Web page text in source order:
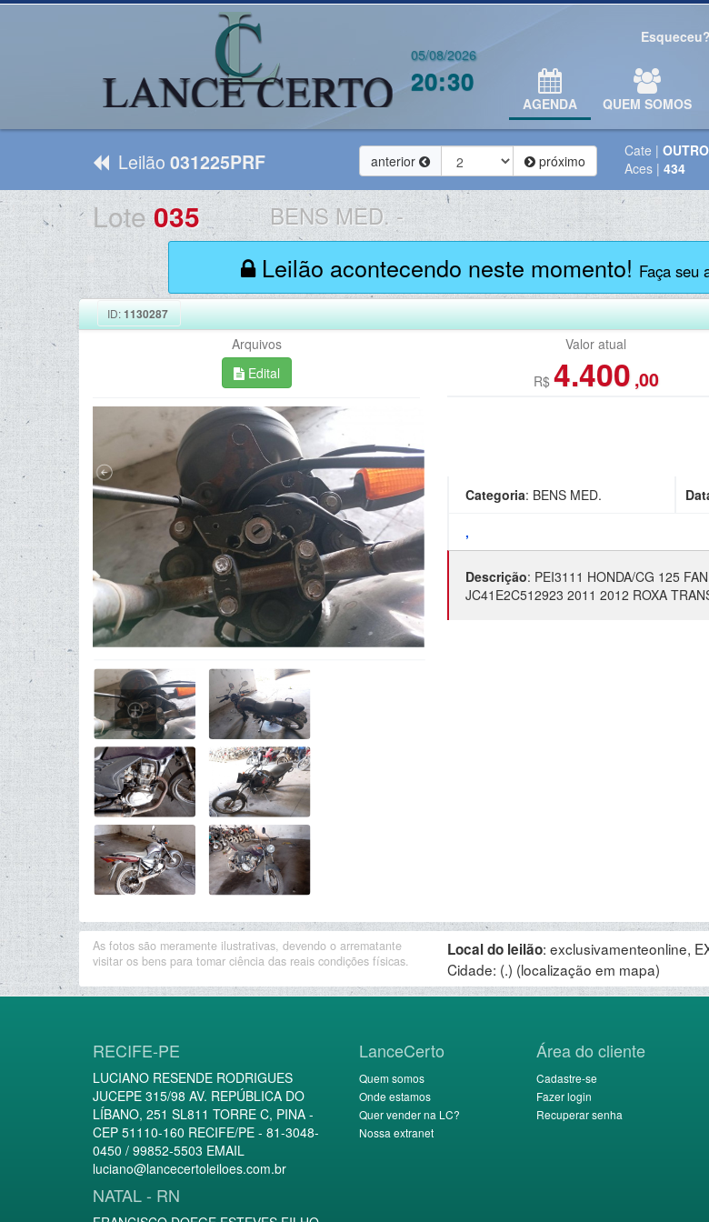
05/08/2026
20:30
Esqueceu?
AGENDA QUEM SOMOS
Leilão 031225PRF anterior próximo
Cate |
Aces | 434
Lote035 BENS MED. -
Leilão acontecendo neste momento! Faça seu
ID:1130287
Arquivos
Edital
Valor atual
R$ 4.400 ,00
Categoria: BENS MED.
,
Descrição: PEI3111 HONDA/CG 125
JC41E2C512923 2011 2012 ROXA
As fotos são meramente ilustrativas, devendo o arrematante
visitar os bens para tomar ciência das reais condições físicas.
Local do leilão: exclusivamenteonline,
Cidade: (.) (localização em mapa)
RECIFE-PE
LUCIANO RESENDE RODRIGUES
JUCEPE 315/98 AV. REPÚBLICA DO
LÍBANO, 251 SL811 TORRE C, PINA -
CEP 51110-160 RECIFE/PE - 81-3048-
0450 / 99852-5503 EMAIL
luciano@lancecertoleiloes.com.br
NATAL - RN
LanceCerto
Quem somos
Onde estamos
Quer vender na LC?
Nossa extranet
Área do cliente
Cadastre-se
Fazer login
Recuperar senha